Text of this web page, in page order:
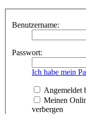
Benutzername:
Passwort:
Ich habe mein
Angemeldet
Meinen
verbergen